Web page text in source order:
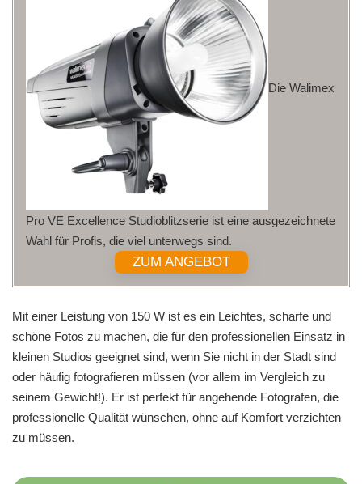
Die Walimex
Pro VE Excellence Studioblitzserie ist eine ausgezeichnete
Wahl für Profis, die viel unterwegs sind.
ZUM ANGEBOT
Mit einer Leistung von 150 W ist es ein Leichtes, scharfe und
schöne Fotos zu machen, die für den professionellen Einsatz in
kleinen Studios geeignet sind, wenn Sie nicht in der Stadt sind
oder häufig fotografieren müssen (vor allem im Vergleich zu
seinem Gewicht!). Er ist perfekt für angehende Fotografen, die
professionelle Qualität wünschen, ohne auf Komfort verzichten
zu müssen.